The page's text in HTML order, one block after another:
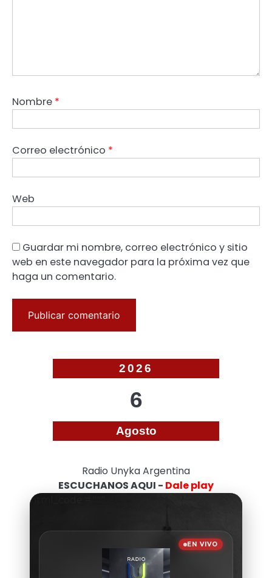
Nombre *
Correo electrónico *
Web
Guardar mi nombre, correo electrónico y sitio
web en este navegador para la próxima vez que
haga un comentario.
2026
6
Agosto
Radio Unyka Argentina
ESCUCHANOS AQUI - Dale play